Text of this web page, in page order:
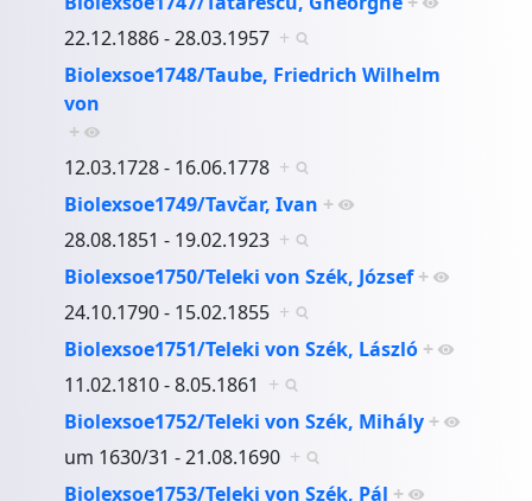
22.12.1886 - 28.03.1957 +
Biolexsoe1748/Taube, Friedrich Wilhelm
von
+
12.03.1728 - 16.06.1778 +
Biolexsoe1749/Tavčar, Ivan +
28.08.1851 - 19.02.1923 +
Biolexsoe1750/Teleki von Szék, József +
24.10.1790 - 15.02.1855 +
Biolexsoe1751/Teleki von Szék, László +
11.02.1810 - 8.05.1861 +
Biolexsoe1752/Teleki von Szék, Mihály +
um 1630/31 - 21.08.1690 +
Biolexsoe1753/Teleki von Szék, Pál +